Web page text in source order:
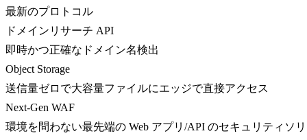
最新のプロトコル
ドメインリサーチ API
即時かつ正確なドメイン名検出
Object Storage
送信量ゼロで大容量ファイルにエッジで直接アクセス
Next-Gen WAF
環境を問わない最先端の Web アプリ/API のセキュリティソ